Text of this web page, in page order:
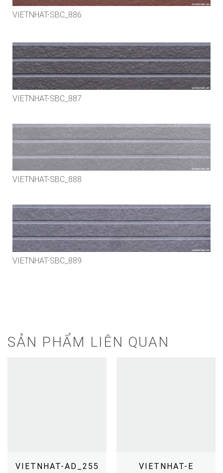
VIETNHAT-SBC_886
VIETNHAT-SBC_887
VIETNHAT-SBC_888
VIETNHAT-SBC_889
SẢN PHẨM LIÊN QUAN
VIETNHAT-AD_255 VIETNHAT-E